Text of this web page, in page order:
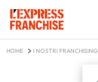
HOME I NOSTRI FRANCHISING